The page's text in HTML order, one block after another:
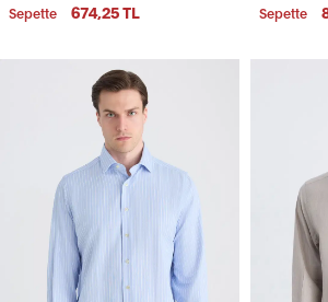
Sepette 674,25 TL Sepette